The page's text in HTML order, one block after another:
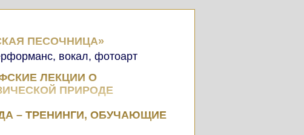
ЛЕКЦИИ О
ПРИРОДЕ
ПЕСОЧНИЦА»
– ТРЕНИНГИ, ОБУЧАЮЩИЕ
вокал, фотоарт